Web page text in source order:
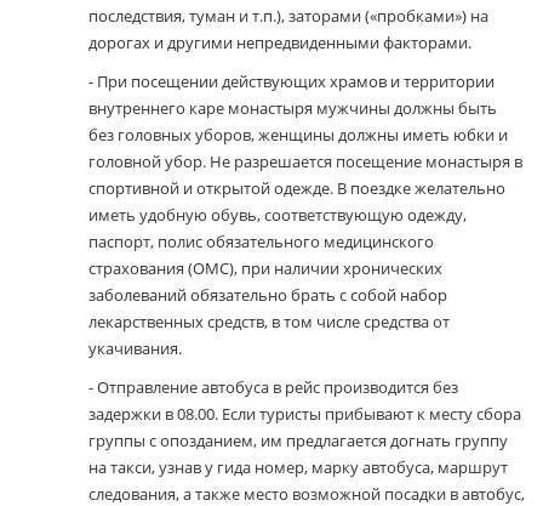
последствия, туман и т.п.), заторами («пробками») на
дорогах и другими непредвиденными факторами.
- При посещении действующих храмов и территории
внутреннего каре монастыря мужчины должны быть
без головных уборов, женщины должны иметь юбки и
головной убор. Не разрешается посещение монастыря в
спортивной и открытой одежде. В поездке желательно
иметь удобную обувь, соответствующую одежду,
паспорт, полис обязательного медицинского
страхования (ОМС), при наличии хронических
заболеваний обязательно брать с собой набор
лекарственных средств, в том числе средства от
укачивания.
- Отправление автобуса в рейс производится без
задержки в 08.00. Если туристы прибывают к месту сбора
группы с опозданием, им предлагается догнать группу
на такси, узнав у гида номер, марку автобуса, маршрут
следования, а также место возможной посадки в автобус,